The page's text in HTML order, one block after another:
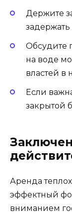
Держите
задержать
Обсудите
на воде
властей в
Если
закрытой
Аренда
эффектный
вниманием